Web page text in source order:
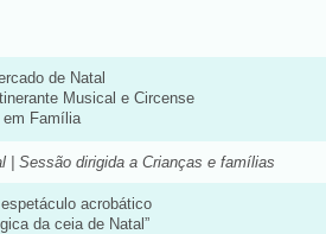
de Natal
Musical e Circense
em Família
| Sessão dirigida a Crianças e famílias
acrobático
da ceia de Natal”